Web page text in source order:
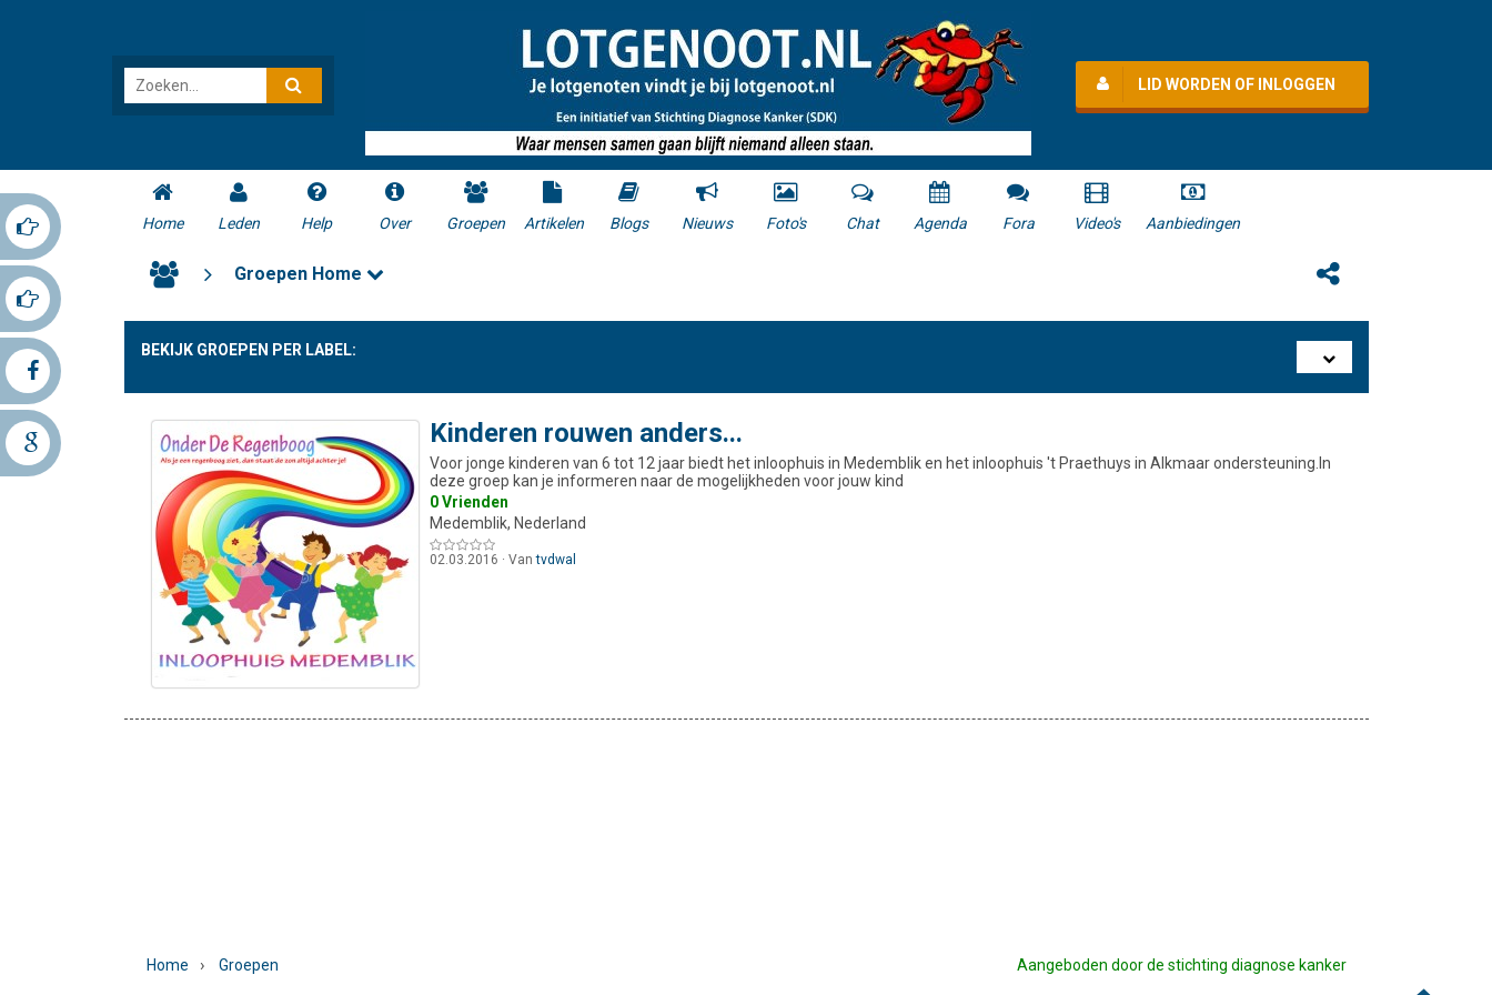
LID WORDEN OF INLOGGEN
Home Leden Help Over Groepen Artikelen Blogs Nieuws Foto's Chat Agenda Fora Video's Aanbiedingen
Groepen Home
BEKIJK GROEPEN PER LABEL:
Kinderen rouwen anders...
Voor jonge kinderen van 6 tot 12 jaar biedt het inloophuis in Medemblik en het inloophuis 't Praethuys in Alkmaar ondersteuning.In
deze groep kan je informeren naar de mogelijkheden voor jouw kind
0 Vrienden
Medemblik, Nederland
02.03.2016 · Vantvdwal
Home › Groepen Aangeboden door de stichting diagnose kanker